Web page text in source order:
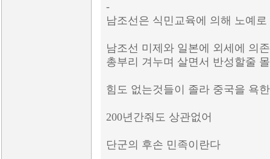
-
남조선은 식민교육에 의해 노예
남조선 미제와 일본에 외세에 의
총부리 겨누며 살면서 반성할줄
힘도 없는것들이 졸라 중국을 욕
200년간줘도 상관없어
단군의 후손 민족이란다